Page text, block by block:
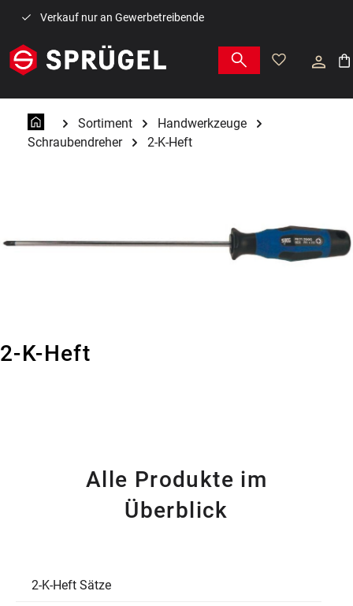
Zum Hauptinhalt springen
Verkauf nur an Gewerbetreibende
Sortiment
Handwerkzeuge
Schraubendreher
2-K-Heft
2-K-Heft
Alle Produkte im
Überblick
2-K-Heft Sätze